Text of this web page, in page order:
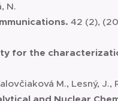
N.
42 (2),
for the
M., Lesný, J.,